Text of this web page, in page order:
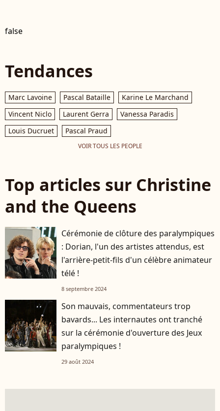
false
Tendances
Marc Lavoine Pascal Bataille
Karine Le Marchand
Vincent Niclo
Laurent Gerra
Vanessa Paradis
Louis Ducruet
Pascal Praud
VOIR TOUS LES PEOPLE
Top articles sur Christine
and the Queens
Cérémonie de clôture des paralympiques
: Dorian, l'un des artistes attendus, est
l'arrière-petit-fils d'un célèbre animateur
télé !
8 septembre 2024
Son mauvais, commentateurs trop
bavards... Les internautes ont tranché
sur la cérémonie d'ouverture des Jeux
paralympiques !
29 août 2024